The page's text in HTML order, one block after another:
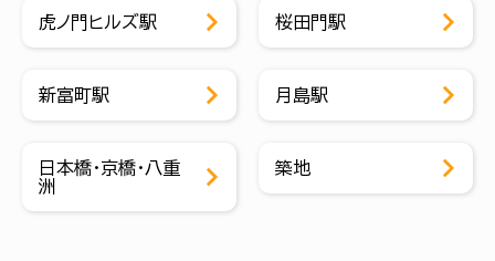
虎ノ門ヒルズ駅 桜田門駅
新富町駅 月島駅
日本橋・京橋・八重
洲
築地